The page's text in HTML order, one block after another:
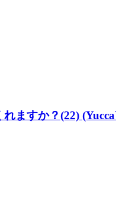
ますか？(22)